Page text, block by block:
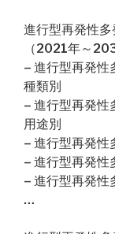
進行型再発性
（2021年～
– 進行型再発性
種類別
– 進行型再発性
用途別
– 進行型再発性
– 進行型再発性
– 進行型再発性
…